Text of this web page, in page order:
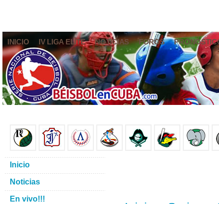
INICIO IV LIGA ELITE NOTICIAS FOROS
Inicio
Noticias
En vivo!!!